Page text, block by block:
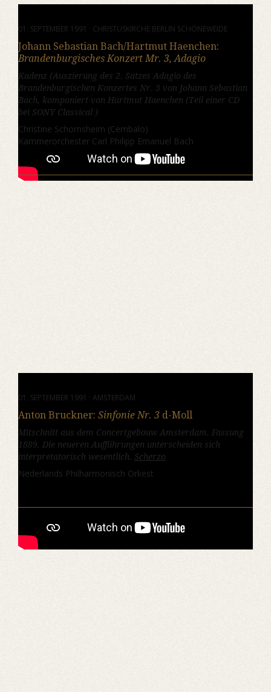
01. SEPTEMBER 1991 · CHRISTUSKIRCHE BERLIN SCHÖNEWEIDE
Johann Sebastian Bach/Hartmut Haenchen:
Brandenburgisches Konzert Mr. 3, Adagio
Kadenz (Auszierung des 2. Satzes Adagio des
Brandenburgischen Konzertes Nr. 3 von Johann Sebastian
Bach, komponiert von Hartmut Haenchen (Teil einer CD
bei SONY Classical )
Christine Schornsheim (Cembalo)
Kammerorchester Carl Philipp Emanuel Bach
01. SEPTEMBER 1991 · AMSTERDAM
Anton Bruckner: Sinfonie Nr. 3 d-Moll
Mitschnitt aus dem Concertgebouw Amsterdam. Fassung
1889. Die neueren Aufführungen unterscheiden sich
interpretatorisch wesentlich. Scherzo
Nederlands Philharmonisch Orkest